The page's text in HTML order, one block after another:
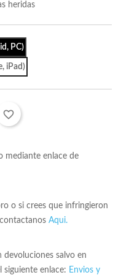
heridas
PC)
iPad)
favorite_border
mediante enlace de
o si crees que infringieron
Aqui.
devoluciones salvo en
siguiente enlace: Envios y